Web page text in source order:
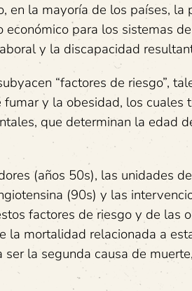
en la mayoría de los países, la
para los sistemas
y la discapacidad
“factores de riesgo”,
y la obesidad, los cuales
que determinan la edad
(años 50s), las unidades
(90s) y las
factores de riesgo y de las
la mortalidad relacionada a
la segunda causa de